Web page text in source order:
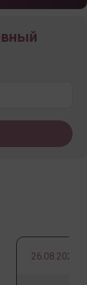
26.08.2026